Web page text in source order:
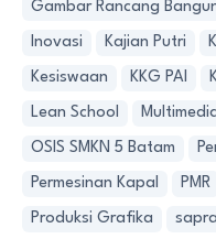
Gambar Rancang
Inovasi Kajian Putri
Kesiswaan KKG PAI
Lean School
OSIS SMKN 5 Batam
Permesinan Kapal PMR
Produksi Grafika